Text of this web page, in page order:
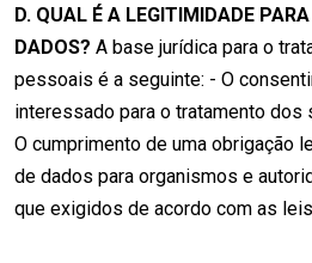
D. QUAL É A LEGITIMIDADE
DADOS? A base jurídica para o
pessoais é a seguinte: - O
interessado para o tratamento
O cumprimento de uma obrigação
de dados para organismos e
que exigidos de acordo com as